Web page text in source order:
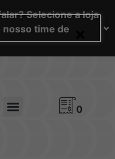
Selecione a loja
time de
0